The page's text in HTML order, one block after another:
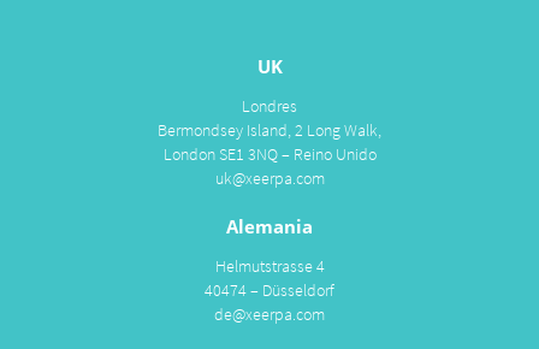
UK
Londres
Bermondsey Island, 2 Long Walk,
London SE1 3NQ – Reino Unido
uk@xeerpa.com
Alemania
Helmutstrasse 4
40474 – Düsseldorf
de@xeerpa.com